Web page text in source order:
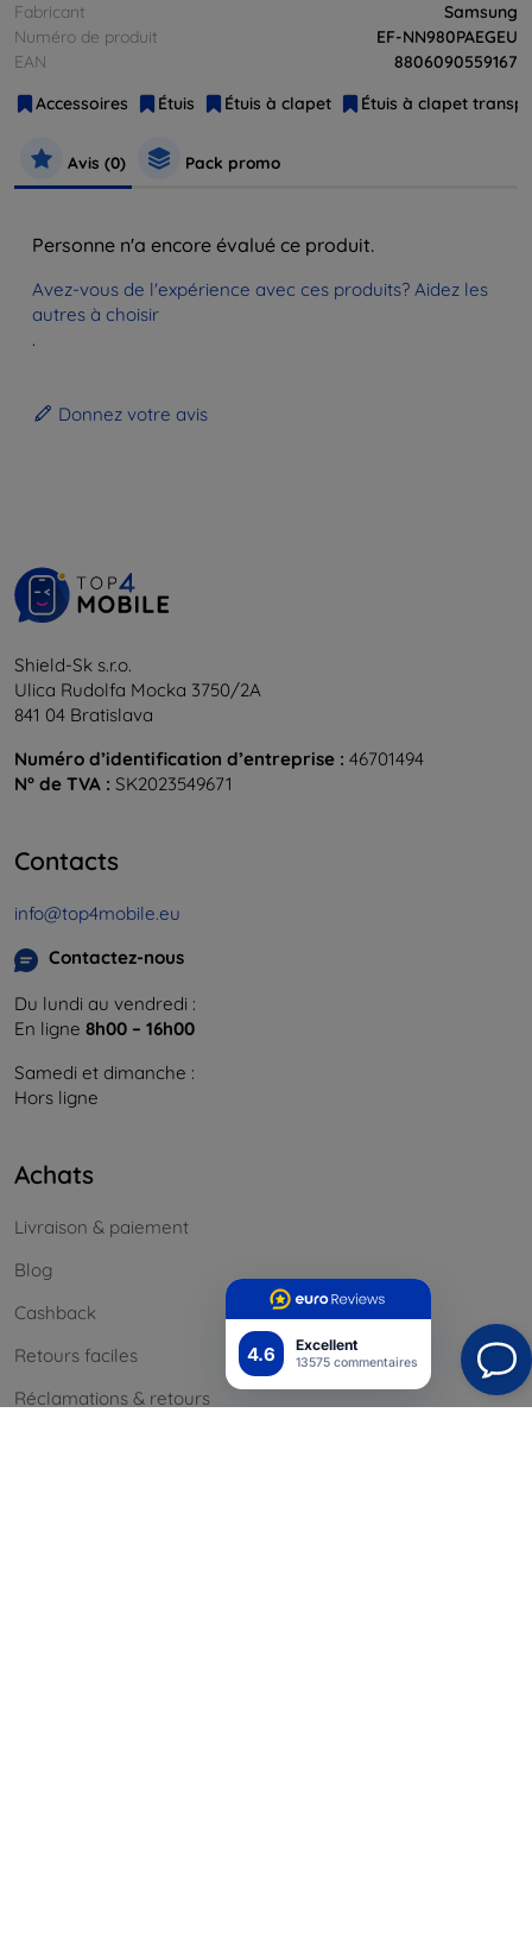
4.6 Excellent
13575 commentaires
Fabricant
Samsung
Numéro de produit
EF-NN980PAEGEU
EAN
8806090559167
Accessoires
Étuis Étuis à clapet Étuis à clapet
Avis (0) Pack promo
Personne n'a encore évalué ce produit.
Avez-vous de l'expérience avec ces produits? Aidez les
autres à choisir
.
Donnez votre avis
Shield-Sk s.r.o.
Ulica Rudolfa Mocka 3750/2A
841 04 Bratislava
Numéro d’identification d’entreprise : 46701494
N° de TVA : SK2023549671
Contacts
info@top4mobile.eu
Contactez-nous
Du lundi au vendredi :
En ligne 8h00 – 16h00
Samedi et dimanche :
Hors ligne
Achats
Livraison & paiement
Blog
Cashback
Retours faciles
Réclamations & retours